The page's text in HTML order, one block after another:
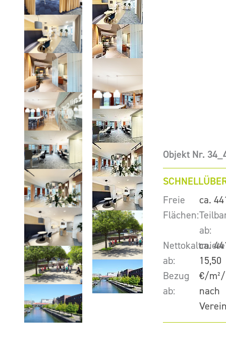
Objekt Nr.
Freie
Flächen:
ca.
ab:
ca.
Nettokaltmiete
ab:
15,50
€/
Bezug
ab:
nach